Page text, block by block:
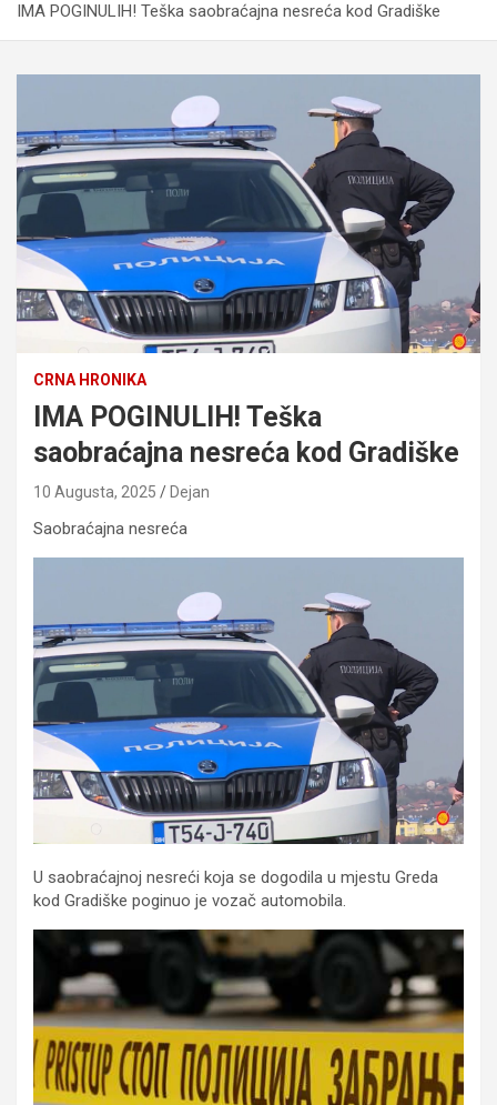
IMA POGINULIH! Teška saobraćajna nesreća kod Gradiške
CRNA HRONIKA
IMA POGINULIH! Teška
saobraćajna nesreća kod Gradiške
10 Augusta, 2025 Dejan
Saobraćajna nesreća
U saobraćajnoj nesreći koja se dogodila u mjestu Greda
kod Gradiške poginuo je vozač automobila.